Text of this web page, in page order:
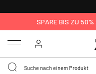
SPARE BIS ZU 50%
Menu